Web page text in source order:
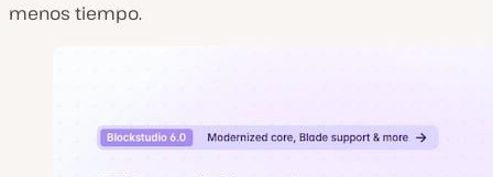
menos tiempo.